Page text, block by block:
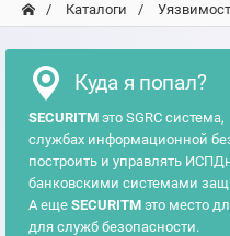
Каталоги
Куда я попал?
SECURITM это SGRC система,
службах информационной
построить и управлять
банковскими системами
А еще SECURITM это место
для служб безопасности.